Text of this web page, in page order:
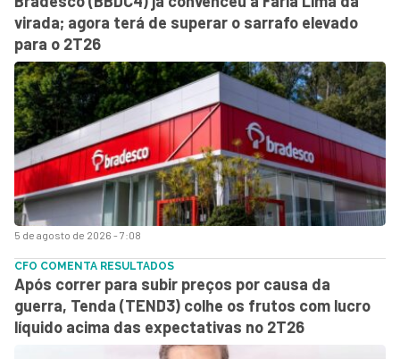
5 de agosto de 2026 - 7:08
virada; agora terá de superar o sarrafo elevado
para o 2T26
CFO COMENTA RESULTADOS
Após correr para subir preços por causa da
guerra, Tenda (TEND3) colhe os frutos com lucro
líquido acima das expectativas no 2T26